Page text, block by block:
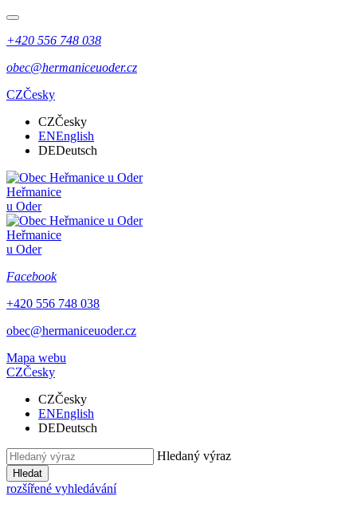
+420 556 748 038
obec@hermaniceuoder.cz
CZČesky
CZČesky
ENEnglish
DEDeutsch
Heřmanice
u Oder
Heřmanice
u Oder
Facebook
+420 556 748 038
obec@hermaniceuoder.cz
Mapa webu
CZČesky
CZČesky
ENEnglish
DEDeutsch
Hledaný výraz
Hledat
rozšířené vyhledávání